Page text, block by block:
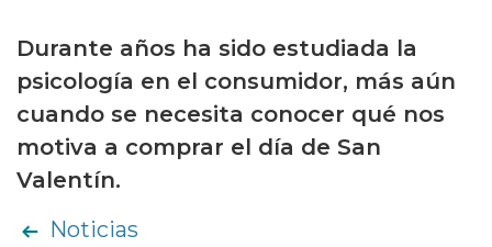
Durante años ha sido estudiada la
psicología en el consumidor, más aún
cuando se necesita conocer qué nos
motiva a comprar el día de San
Valentín.
Noticias